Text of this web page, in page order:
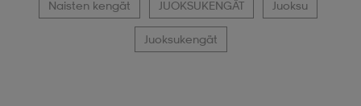
Naisten kengät JUOKSUKENGÄT Juoksu
Juoksukengät